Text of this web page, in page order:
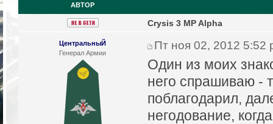
АВТОР
ЦентральныЙ
Генерал Армии
Crysis 3 MP Alpha
Пт ноя 02, 2012 5:52
Один из моих
него спрашиваю -
поблагодарил,
негодование,